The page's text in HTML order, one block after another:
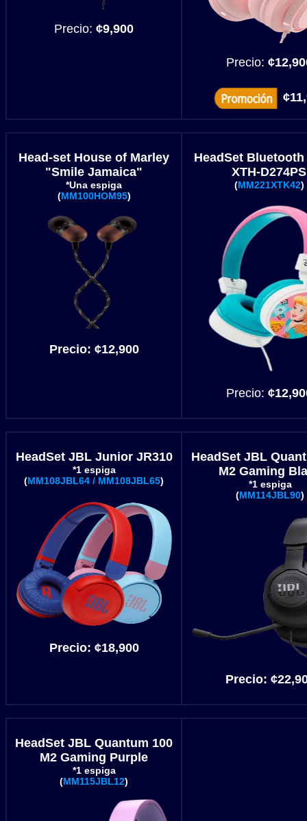
Precio: ¢9,900
Precio:
Head-set House of Marley
"Smile Jamaica"
*Una espiga
(MM100HOM95)
Precio: ¢12,900
HeadSet Bluetooth
XTH-D274PS
(MM221XTK42)
Precio:
HeadSet JBL Junior JR310
*1 espiga
(MM108JBL64 / MM108JBL65)
Precio: ¢18,900
HeadSet JBL
M2 Gaming
*1 espiga
(MM114JBL90)
Precio:
HeadSet JBL Quantum 100
M2 Gaming Purple
*1 espiga
(MM115JBL12)